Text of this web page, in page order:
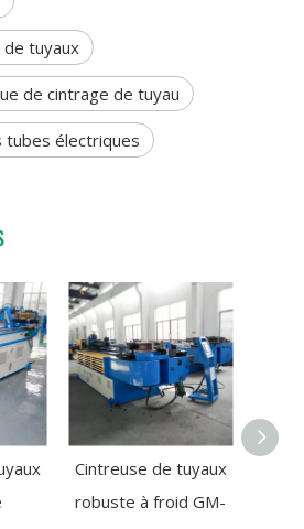
tuyaux
de cintrage de tuyau
tubes électriques
Cintreuse de tuyaux
robuste à froid GM-